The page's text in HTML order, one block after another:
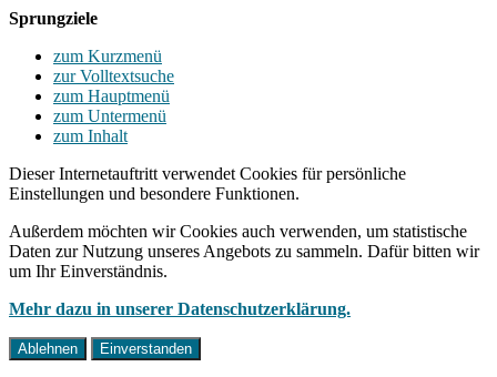
Sprungziele
zum Kurzmenü
zur Volltextsuche
zum Hauptmenü
zum Untermenü
zum Inhalt
Dieser Internetauftritt verwendet Cookies für persönliche
Einstellungen und besondere Funktionen.
Außerdem möchten wir Cookies auch verwenden, um statistische
Daten zur Nutzung unseres Angebots zu sammeln. Dafür bitten wir
um Ihr Einverständnis.
Mehr dazu in unserer Datenschutzerklärung.
Ablehnen Einverstanden